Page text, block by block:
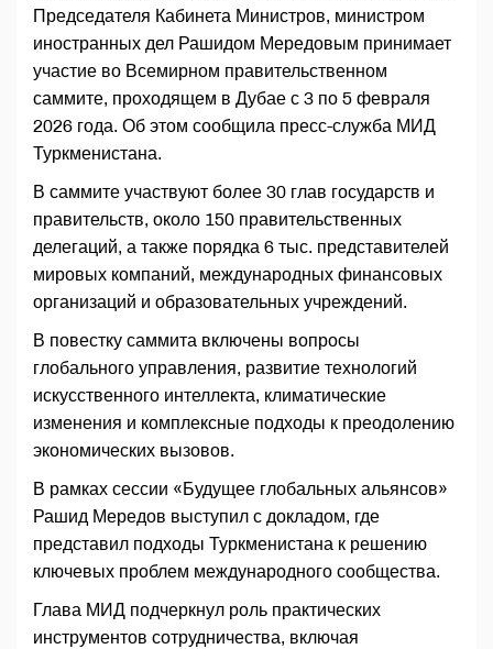
Председателя Кабинета Министров, министром
иностранных дел Рашидом Мередовым принимает
участие во Всемирном правительственном
саммите, проходящем в Дубае с 3 по 5 февраля
2026 года. Об этом сообщила пресс-служба МИД
Туркменистана.
В саммите участвуют более 30 глав государств и
правительств, около 150 правительственных
делегаций, а также порядка 6 тыс. представителей
мировых компаний, международных финансовых
организаций и образовательных учреждений.
В повестку саммита включены вопросы
глобального управления, развитие технологий
искусственного интеллекта, климатические
изменения и комплексные подходы к преодолению
экономических вызовов.
В рамках сессии «Будущее глобальных альянсов»
Рашид Мередов выступил с докладом, где
представил подходы Туркменистана к решению
ключевых проблем международного сообщества.
Глава МИД подчеркнул роль практических
инструментов сотрудничества, включая